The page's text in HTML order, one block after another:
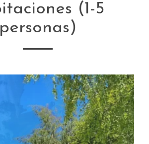
(1-5
personas)